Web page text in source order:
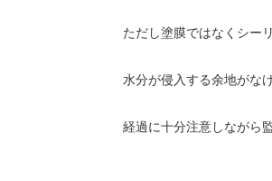
ただし塗膜ではなくシー
水分が侵入する余地がな
経過に十分注意しながら